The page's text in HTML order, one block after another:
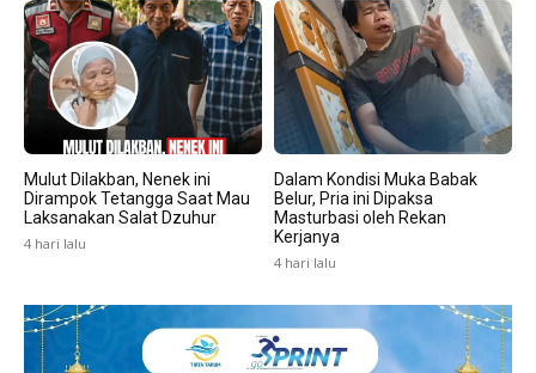
Mulut Dilakban, Nenek ini
Dirampok Tetangga Saat Mau
Laksanakan Salat Dzuhur
4 hari lalu
Dalam Kondisi Muka Babak
Belur, Pria ini Dipaksa
Masturbasi oleh Rekan
Kerjanya
4 hari lalu